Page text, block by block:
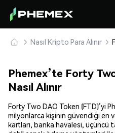
Nasıl Kripto Para Alınır
Phemex’te Forty
Nasıl Alınır
Forty Two DAO Token (FTD)’yi
milyonlarca kişinin güvendiği en
kartları, banka havalesi, üçüncü